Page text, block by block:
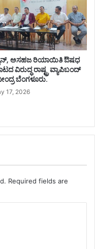
ಅಸಹಜ ರಿಯಾಯಿತಿ ಔಷಧ
ವಿರುದ್ಧ ರಾಷ್ಟ್ರ ವ್ಯಾಪಿಬಂದ್
ಬೆಂಗಳೂರು.
17, 2026
Required fields are